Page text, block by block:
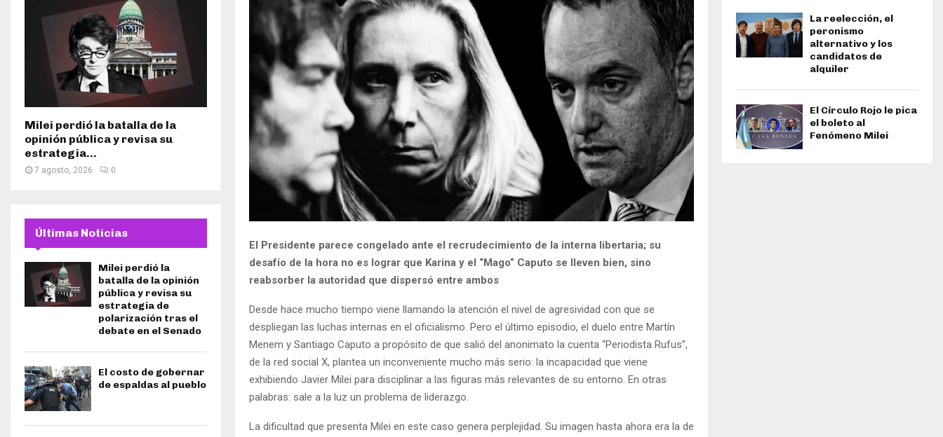
El Presidente parece congelado ante el recrudecimiento de la interna libertaria; su
desafío de la hora no es lograr que Karina y el “Mago” Caputo se lleven bien, sino
reabsorber la autoridad que dispersó entre ambos
Desde hace mucho tiempo viene llamando la atención el nivel de agresividad con que se
despliegan las luchas internas en el oficialismo. Pero el último episodio, el duelo entre Martín
Menem y Santiago Caputo a propósito de que salió del anonimato la cuenta “Periodista Rufus”,
de la red social X, plantea un inconveniente mucho más serio: la incapacidad que viene
exhibiendo Javier Milei para disciplinar a las figuras más relevantes de su entorno. En otras
palabras: sale a la luz un problema de liderazgo.
La dificultad que presenta Milei en este caso genera perplejidad. Su imagen hasta ahora era la de
Milei perdió la batalla de la
opinión pública y revisa su
estrategia...
7 agosto, 2026 0
Últimas Noticias
Milei perdió la
batalla de la opinión
pública y revisa su
estrategia de
polarización tras el
debate en el Senado
El costo de gobernar
de espaldas al pueblo
La reelección, el
peronismo
alternativo y los
candidatos de
alquiler
El Círculo Rojo le pica
el boleto al
Fenómeno Milei